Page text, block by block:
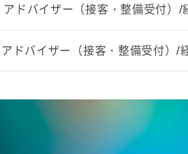
ドバイザー（接客・整備受付）/
ドバイザー（接客・整備受付）/